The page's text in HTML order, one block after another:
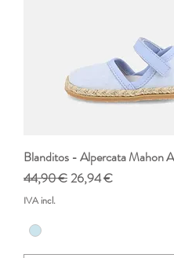
Blanditos - Alpercata Mahon
Preço normal
44,90 €Preço promocional
26,94 €
IVA incl.